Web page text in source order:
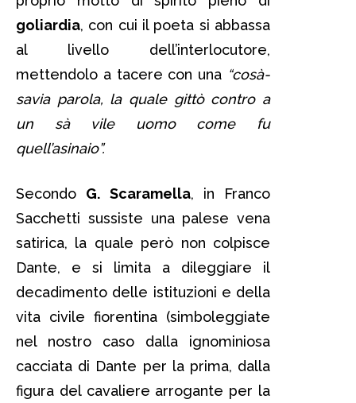
goliardia, con cui il poeta si abbassa
al livello dell’interlocutore,
mettendolo a tacere con una “cosà­
savia parola, la quale gittò contro a
un sà­ vile uomo come fu
quell’asinaio”.
Secondo G. Scaramella, in Franco
Sacchetti sussiste una palese vena
satirica, la quale però non colpisce
Dante, e si limita a dileggiare il
decadimento delle istituzioni e della
vita civile fiorentina (simboleggiate
nel nostro caso dalla ignominiosa
cacciata di Dante per la prima, dalla
figura del cavaliere arrogante per la